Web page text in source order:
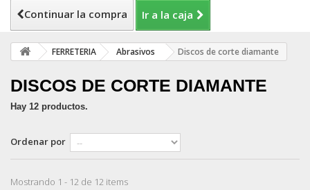
Continuar la compra Ir a la caja
FERRETERIA Abrasivos Discos de corte diamante
DISCOS DE CORTE DIAMANTE
Hay 12 productos.
Ordenar por
Mostrando 1 - 12 de 12 items